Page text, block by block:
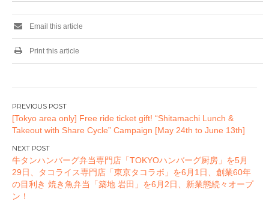
Email this article
Print this article
投
稿
ナ
ビ
ゲ
ー
シ
[Tokyo area only] Free ride ticket gift! “Shitamachi Lunch &
Takeout with Share Cycle” Campaign [May 24th to June 13th]
牛タンハンバーグ弁当専門店「TOKYOハンバーグ厨房」を5月
29日、タコライス専門店「東京タコラボ」を6月1日、創業60年
の目利き 焼き魚弁当「築地 岩田」を6月2日、新業態続々オープ
ン！